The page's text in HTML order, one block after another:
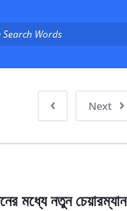
Next
মধ্যে নতুন চেয়ারম্যান